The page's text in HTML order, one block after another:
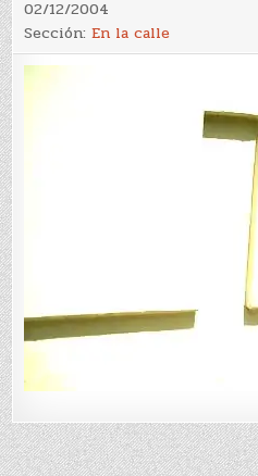
02/12/2004
Sección:En la calle